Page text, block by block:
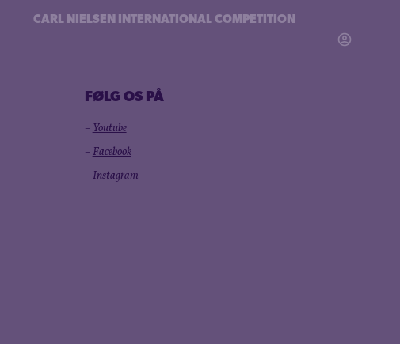
CARL NIELSEN INTERNATIONAL COMPETITION
FØLG OS PÅ
–Youtube
–Facebook
–Instagram